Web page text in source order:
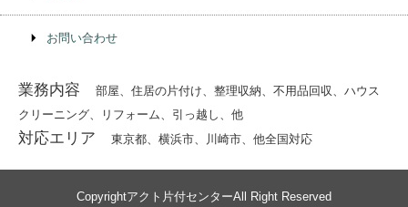
お問い合わせ
業務内容
部屋、住居の片付け、整理収納、不⽤品回収、ハウス
クリーニング、リフォーム、引っ越し、他
対応エリア 東京都、横浜市、川崎市、他全国対応
Copyrightアクト片付センターAll Right Reserved